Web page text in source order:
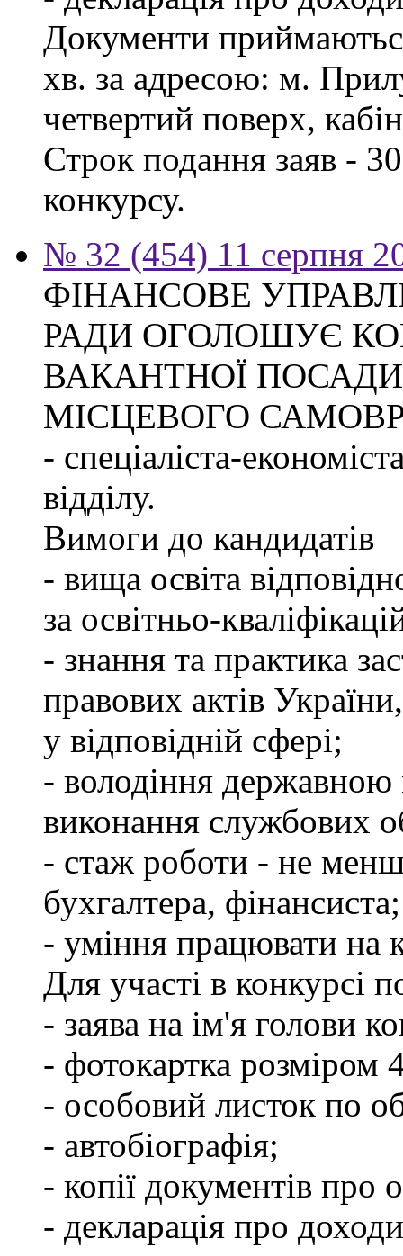
Документи
хв. за адресою: м.
четвертий поверх,
Строк подання заяв -
конкурсу.
№ 32 (454) 11 серпня
ФІНАНСОВЕ
РАДИ ОГОЛОШУЄ
ВАКАНТНОЇ
МІСЦЕВОГО
- спеціаліста-
відділу.
Вимоги до кандидатів
- вища освіта
за освітньо-
- знання та практика
правових актів
у відповідній сфері;
- володіння державною
виконання службових
- стаж роботи - не
бухгалтера, фінансиста;
- уміння працювати на
Для участі в конкурсі
- заява на ім'я голови
- фотокартка розміром
- особовий листок по
- автобіографія;
- копії документів про
- декларація про